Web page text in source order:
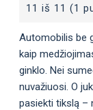
11 iš 11 (1
Automobilis be
kaip
ginklo. Nei
nuvažiuosi. O
pasiekti tikslą –